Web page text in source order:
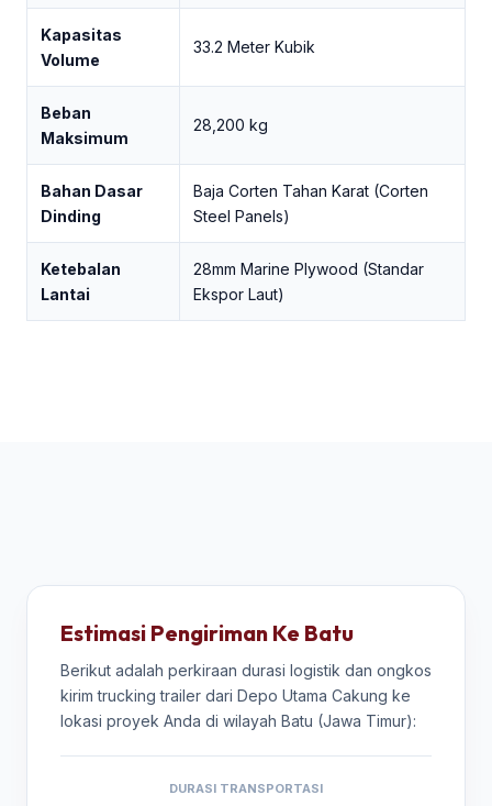
Kapasitas
Volume
33.2 Meter Kubik
Beban
Maksimum
28,200 kg
Bahan Dasar
Dinding
Baja Corten Tahan Karat (Corten
Steel Panels)
Ketebalan
Lantai
28mm Marine Plywood (Standar
Ekspor Laut)
Estimasi Pengiriman Ke Batu
Berikut adalah perkiraan durasi logistik dan ongkos
kirim trucking trailer dari Depo Utama Cakung ke
lokasi proyek Anda di wilayah Batu (Jawa Timur):
DURASI TRANSPORTASI